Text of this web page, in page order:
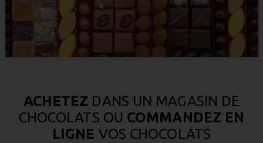
ACHETEZ DANS UN MAGASIN DE
CHOCOLATS OU COMMANDEZ EN
LIGNE VOS CHOCOLATS